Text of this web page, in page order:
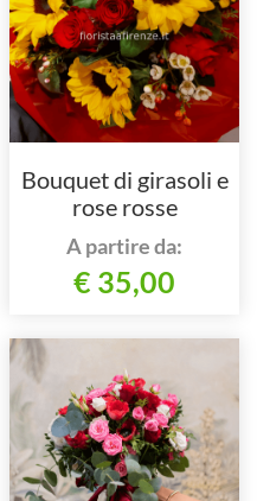
Bouquet di girasoli e
rose rosse
A partire da:
€ 35,00